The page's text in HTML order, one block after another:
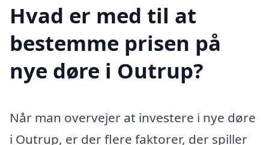
Hvad er med til at
bestemme prisen på
nye døre i Outrup?
Når man overvejer at investere i nye døre
i Outrup, er der flere faktorer, der spiller